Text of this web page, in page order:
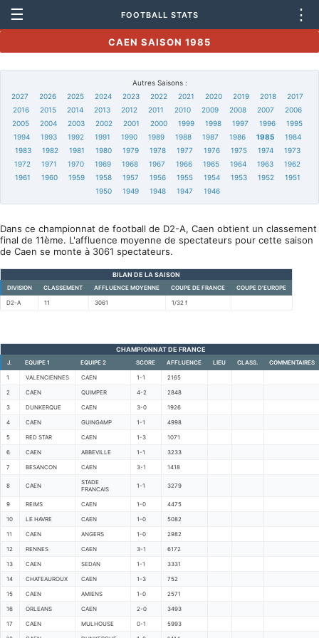
☰ FOOTBALL STATS ⋮
CAEN SAISON 1985
Autres Saisons :
2027
2026 2025 2024 2023 2022 2021 2020 2019 2018
2017
2016
2015 2014 2013 2012 2011 2010 2009 2008 2007
2006
2005
2004 2003 2002 2001 2000 1999 1998 1997 1996
1995
1994
1993 1992 1991 1990 1989 1988 1987 1986 1985
1984
1983
1982 1981 1980 1979 1978 1977 1976 1975 1974
1973
1972
1971 1970 1969 1968 1967 1966 1965 1964 1963
1962
1961
1960 1959 1958 1957 1956 1955 1954 1953 1952
1951
1950
1949 1948 1947 1946
Dans ce championnat de football de D2-A, Caen obtient un classement
final de 11ème. L'affluence moyenne de spectateurs pour cette saison
de Caen se monte à 3061 spectateurs.
BILAN DE LA SAISON
DIVISION CLASSEMENT AFFLUENCE MOYENNE COUPE DE FRANCE COUPE D'EUROPE
D2-A 11 3061 1/32 f
CHAMPIONNAT DE FRANCE
J. EQUIPE 1 EQUIPE 2 SCORE AFFLUENCE LIEU CLASS. COMMENTAIRES
1 VALENCIENNES CAEN 1-1 2165
2 CAEN QUIMPER 4-2 2848
3 DUNKERQUE CAEN 3-0 1926
4 CAEN GUINGAMP 1-1 4998
5 RED STAR CAEN 1-3 1071
6 CAEN ABBEVILLE 1-1 3233
7 BESANCON CAEN 3-1 1418
8 CAEN
STADE
FRANCAIS
1-1 3279
9 REIMS CAEN 1-0 4475
10 LE HAVRE CAEN 1-0 5082
11 CAEN ANGERS 1-0 2982
12 RENNES CAEN 3-1 6172
13 CAEN SEDAN 1-1 3331
14 CHATEAUROUX CAEN 1-3 752
15 CAEN AMIENS 1-0 2571
16 ORLEANS CAEN 2-0 3493
17 CAEN MULHOUSE 0-1 5993